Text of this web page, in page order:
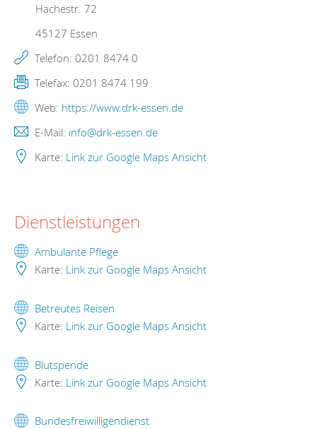
Hachestr. 72
45127 Essen
Telefon: 0201 8474 0
Telefax: 0201 8474 199
Web: https://www.drk-essen.de
E-Mail: info@drk-essen.de
Karte: Link zur Google Maps Ansicht
Dienstleistungen
Ambulante Pflege
Karte: Link zur Google Maps Ansicht
Betreutes Reisen
Karte: Link zur Google Maps Ansicht
Blutspende
Karte: Link zur Google Maps Ansicht
Bundesfreiwilligendienst